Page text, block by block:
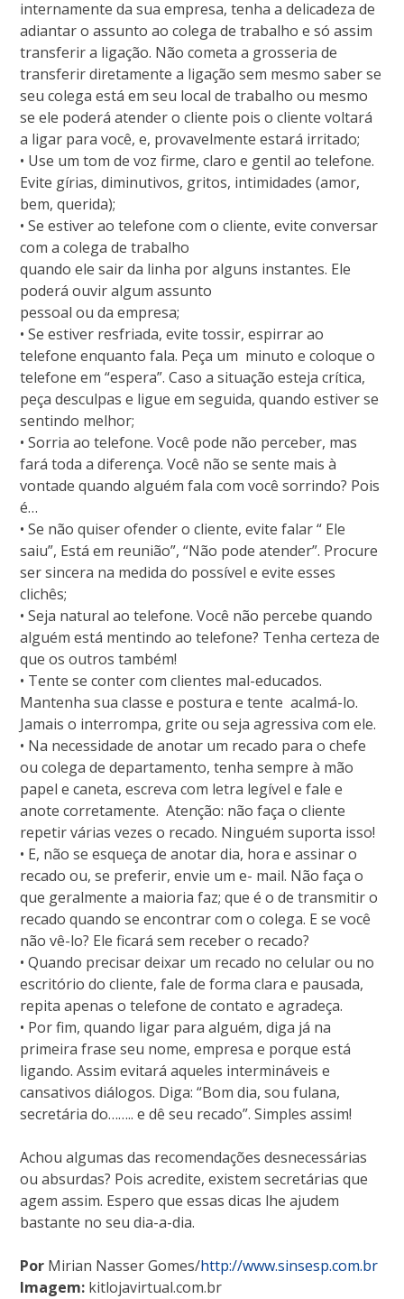
internamente da sua empresa, tenha a delicadeza de
adiantar o assunto ao colega de trabalho e só assim
transferir a ligação. Não cometa a grosseria de
transferir diretamente a ligação sem mesmo saber se
seu colega está em seu local de trabalho ou mesmo
se ele poderá atender o cliente pois o cliente voltará
a ligar para você, e, provavelmente estará irritado;
• Use um tom de voz firme, claro e gentil ao telefone.
Evite gírias, diminutivos, gritos, intimidades (amor,
bem, querida);
• Se estiver ao telefone com o cliente, evite conversar
com a colega de trabalho
quando ele sair da linha por alguns instantes. Ele
poderá ouvir algum assunto
pessoal ou da empresa;
• Se estiver resfriada, evite tossir, espirrar ao
telefone enquanto fala. Peça um minuto e coloque o
telefone em “espera”. Caso a situação esteja crítica,
peça desculpas e ligue em seguida, quando estiver se
sentindo melhor;
• Sorria ao telefone. Você pode não perceber, mas
fará toda a diferença. Você não se sente mais à
vontade quando alguém fala com você sorrindo? Pois
é…
• Se não quiser ofender o cliente, evite falar “ Ele
saiu”, Está em reunião”, “Não pode atender”. Procure
ser sincera na medida do possível e evite esses
clichês;
• Seja natural ao telefone. Você não percebe quando
alguém está mentindo ao telefone? Tenha certeza de
que os outros também!
• Tente se conter com clientes mal-educados.
Mantenha sua classe e postura e tente acalmá-lo.
Jamais o interrompa, grite ou seja agressiva com ele.
• Na necessidade de anotar um recado para o chefe
ou colega de departamento, tenha sempre à mão
papel e caneta, escreva com letra legível e fale e
anote corretamente. Atenção: não faça o cliente
repetir várias vezes o recado. Ninguém suporta isso!
• E, não se esqueça de anotar dia, hora e assinar o
recado ou, se preferir, envie um e- mail. Não faça o
que geralmente a maioria faz; que é o de transmitir o
recado quando se encontrar com o colega. E se você
não vê-lo? Ele ficará sem receber o recado?
• Quando precisar deixar um recado no celular ou no
escritório do cliente, fale de forma clara e pausada,
repita apenas o telefone de contato e agradeça.
• Por fim, quando ligar para alguém, diga já na
primeira frase seu nome, empresa e porque está
ligando. Assim evitará aqueles intermináveis e
cansativos diálogos. Diga: “Bom dia, sou fulana,
secretária do…….. e dê seu recado”. Simples assim!
Achou algumas das recomendações desnecessárias
ou absurdas? Pois acredite, existem secretárias que
agem assim. Espero que essas dicas lhe ajudem
bastante no seu dia-a-dia.
Por Mirian Nasser Gomes/http://www.sinsesp.com.br
Imagem: kitlojavirtual.com.br